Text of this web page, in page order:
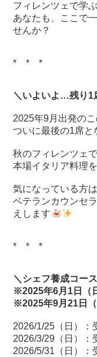
フィレンツェで学
あなたも、ここで
せんか？
* * *
＼いよいよ…残り1
2025年9月出発のこ
ついに最後の1席と
秋のフィレンツェで
本場イタリア料理
気になっている方
ベテランカウンセ
えします
* * *
＼シェフ養成コー
※2025年6月1日（
※2025年9月21日（
2026/1/25（日）：
2026/3/29（日）：
2026/5/31（日）：